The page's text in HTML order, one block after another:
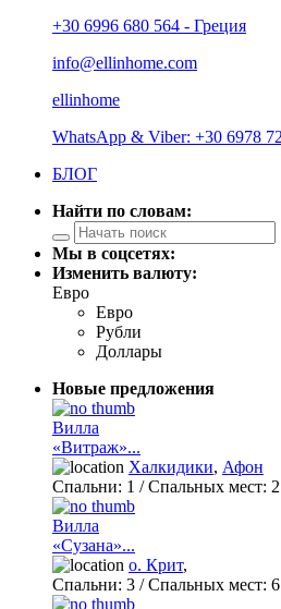
+30 6996 680 564 - Греция
info@ellinhome.com
ellinhome
WhatsApp & Viber: +30 6978
БЛОГ
Найти по словам:
Мы в соцсетях:
Изменить валюту:
Евро
Евро
Рубли
Доллары
Новые предложения
Вилла
«Витраж»...
Халкидики, Афон
Спальни: 1 / Спальных мест: 2
Вилла
«Сузана»...
о. Крит,
Спальни: 3 / Спальных мест: 6